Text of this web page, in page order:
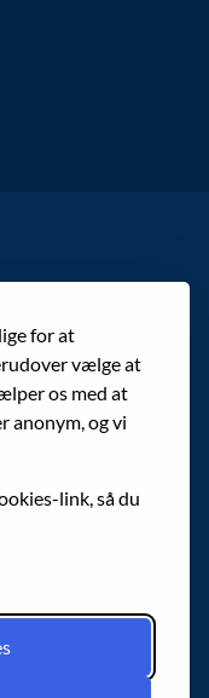
for at
vælge at
os med at
anonym, og vi
link, så du